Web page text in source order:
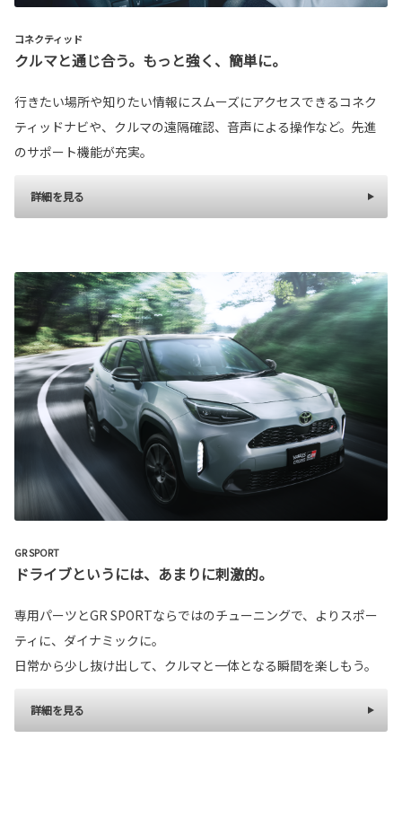
コネクティッド
クルマと通じ合う。もっと強く、簡単に。
行きたい場所や知りたい情報にスムーズにアクセスできるコネク
ティッドナビや、クルマの遠隔確認、音声による操作など。先進
のサポート機能が充実。
詳細を見る
GR SPORT
ドライブというには、あまりに刺激的。
専用パーツとGR SPORTならではのチューニングで、よりスポー
ティに、ダイナミックに。
日常から少し抜け出して、クルマと一体となる瞬間を楽しもう。
詳細を見る